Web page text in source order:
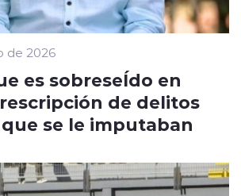
de 2026
es sobreseÍdo en
de delitos
se le imputaban